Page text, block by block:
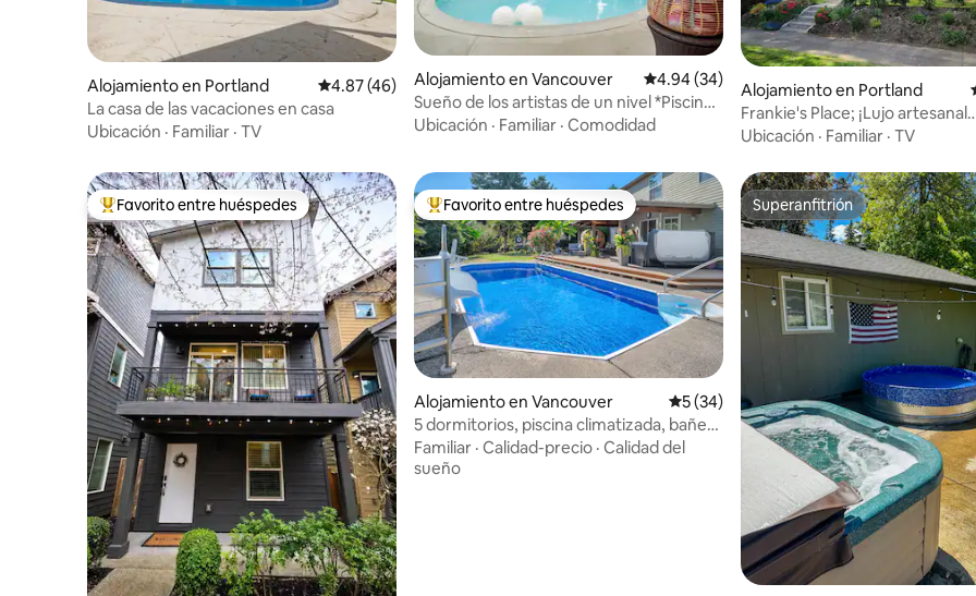
Alojamiento en Portland Calificación promedio: 4.87 de 5, 46 reseñas
4.87 (46)
La casa de las vacaciones en casa
Ubicación · Familiar · TV
Alojamiento en Vancouver Calificación promedio: 4.94 de 5, 34 reseñas
4.94 (34)
Sueño de los artistas de un nivel *Piscina
climatizada*
Ubicación · Familiar · Comodidad
Alojamiento en Portland
Frankie's Place; ¡Lujo artesanal
transitable!
Ubicación · Familiar · TV
Favorito entre huéspedes preferido
Favorito entre huéspedes Favorito entre huéspedes preferido
Favorito entre huéspedes
Alojamiento en Vancouver Calificación promedio: 5 de 5, 34 reseñas
5 (34)
5 dormitorios, piscina climatizada, bañera
de hidromasaje, sauna.
Familiar · Calidad-precio · Calidad del
sueño
Superanfitrión
Superanfitrión